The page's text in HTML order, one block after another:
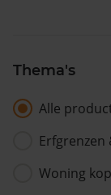
Thema's
Alle
Woning